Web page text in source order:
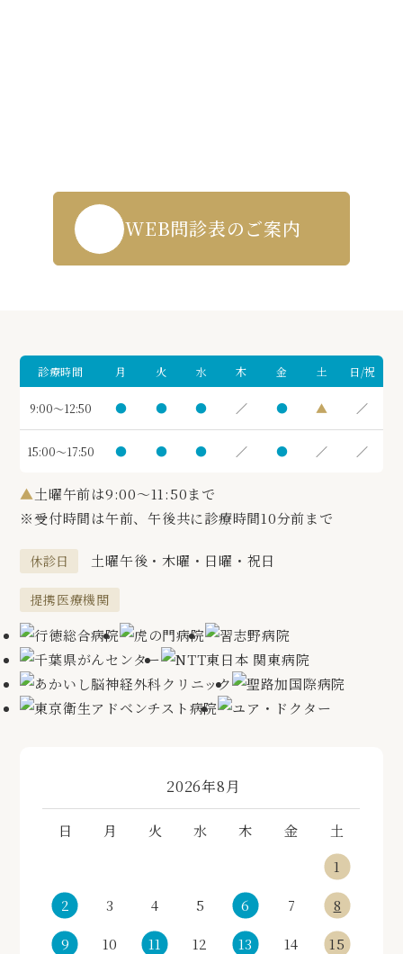
WEB問診表のご案内
診療時間 月 火 水 木 金 土 日/祝
9:00～12:50 ● ● ● ／ ● ▲ ／
15:00～17:50 ● ● ● ／ ● ／ ／
▲土曜午前は9:00～11:50まで
※受付時間は午前、午後共に診療時間10分前まで
休診日 土曜午後・木曜・日曜・祝日
提携医療機関
2026年8月
日 月 火 水 木 金
土
1
2 3 4 5 6 7 8
9 10 11 12 13 14 15